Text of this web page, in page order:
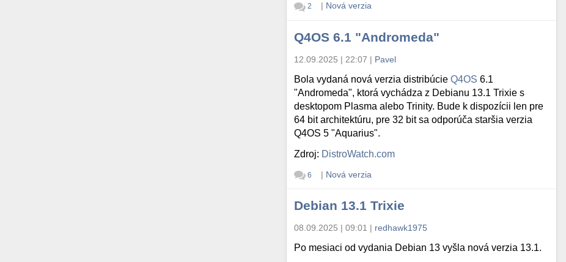
2 | Nová verzia
Q4OS 6.1 "Andromeda"
12.09.2025 | 22:07 | Pavel
Bola vydaná nová verzia distribúcieQ4OS 6.1
"Andromeda", ktorá vychádza z Debianu 13.1 Trixie s
desktopom Plasma alebo Trinity. Bude k dispozícii len pre
64 bit architektúru, pre 32 bit sa odporúča staršia verzia
Q4OS 5 "Aquarius".
Zdroj: DistroWatch.com
6 | Nová verzia
Debian 13.1 Trixie
08.09.2025 | 09:01 | redhawk1975
Po mesiaci od vydania Debian 13 vyšla nová verzia 13.1.